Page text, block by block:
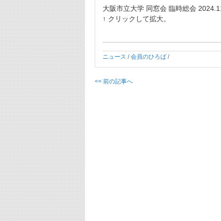
大阪市立大学 同窓会 臨時総会
↑ クリックして拡大。
ニュース /会員のひろば /
<< 前の記事へ